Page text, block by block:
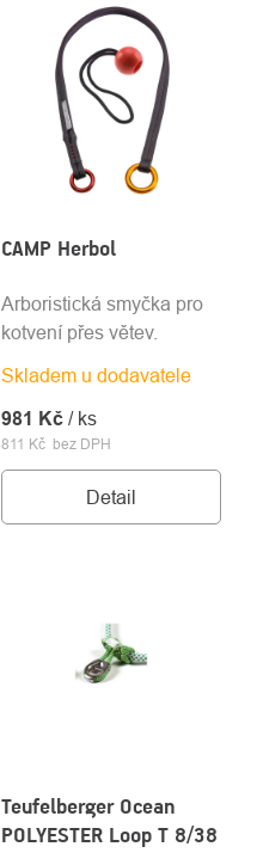
CAMP Herbol
Skladem u dodavatele
811 Kč bez DPH
981 Kč / ks
Detail
Arboristická smyčka pro
kotvení přes větev.
Teufelberger Ocean
POLYESTER Loop T 8/38